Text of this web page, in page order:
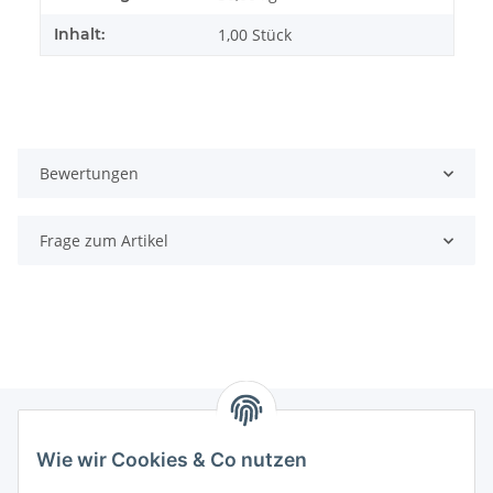
Wie wir Cookies & Co nutzen
Inhalt: 1,00 Stück
Bewertungen
Frage zum Artikel
Informationen